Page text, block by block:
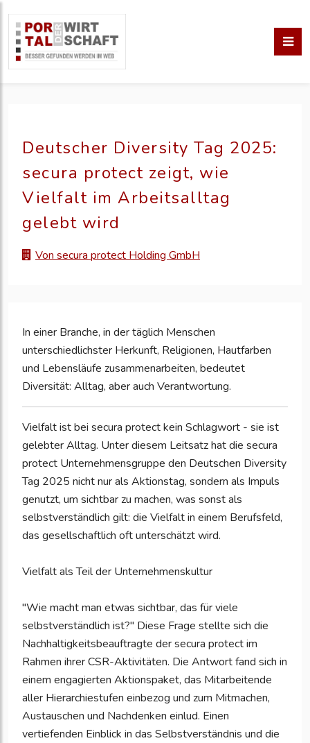
Deutscher Diversity Tag 2025:
secura protect zeigt, wie
Vielfalt im Arbeitsalltag
gelebt wird
Von secura protect Holding GmbH
In einer Branche, in der täglich Menschen
unterschiedlichster Herkunft, Religionen, Hautfarben
und Lebensläufe zusammenarbeiten, bedeutet
Diversität: Alltag, aber auch Verantwortung.
Vielfalt ist bei secura protect kein Schlagwort - sie ist
gelebter Alltag. Unter diesem Leitsatz hat die secura
protect Unternehmensgruppe den Deutschen Diversity
Tag 2025 nicht nur als Aktionstag, sondern als Impuls
genutzt, um sichtbar zu machen, was sonst als
selbstverständlich gilt: die Vielfalt in einem Berufsfeld,
das gesellschaftlich oft unterschätzt wird.
Vielfalt als Teil der Unternehmenskultur
"Wie macht man etwas sichtbar, das für viele
selbstverständlich ist?" Diese Frage stellte sich die
Nachhaltigkeitsbeauftragte der secura protect im
Rahmen ihrer CSR-Aktivitäten. Die Antwort fand sich in
einem engagierten Aktionspaket, das Mitarbeitende
aller Hierarchiestufen einbezog und zum Mitmachen,
Austauschen und Nachdenken einlud. Einen
vertiefenden Einblick in das Selbstverständnis und die